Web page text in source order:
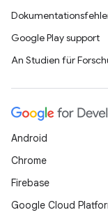
Google Play support
An Studien für
Android
Chrome
Firebase
Google Cloud